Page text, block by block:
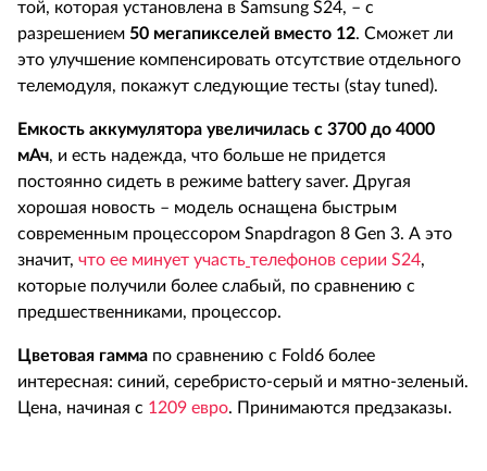
той, которая установлена в Samsung S24, – с
разрешением 50 мегапикселей вместо 12. Сможет ли
это улучшение компенсировать отсутствие отдельного
телемодуля, покажут следующие тесты (stay tuned).
Емкость аккумулятора увеличилась с 3700 до 4000
мАч, и есть надежда, что больше не придется
постоянно сидеть в режиме battery saver. Другая
хорошая новость – модель оснащена быстрым
современным процессором Snapdragon 8 Gen 3. А это
значит, что ее минует участь телефонов серии S24,
которые получили более слабый, по сравнению с
предшественниками, процессор.
Цветовая гамма по сравнению с Fold6 более
интересная: синий, серебристо-серый и мятно-зеленый.
Цена, начиная с 1209 евро. Принимаются предзаказы.